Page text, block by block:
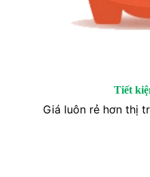
Tiết
Giá luôn rẻ hơn thị